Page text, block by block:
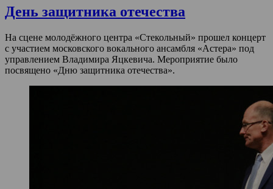
День защитника отечества
На сцене молодёжного центра «Стекольный» прошел концерт
с участием московского вокального ансамбля «Астера» под
управлением Владимира Яцкевича. Мероприятие было
посвящено «Дню защитника отечества».